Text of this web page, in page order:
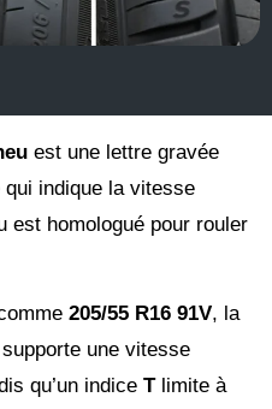
est une lettre gravée
indique la vitesse
est homologué pour rouler
205/55 R16 91V, la
une vitesse
qu’un indice Tlimite à